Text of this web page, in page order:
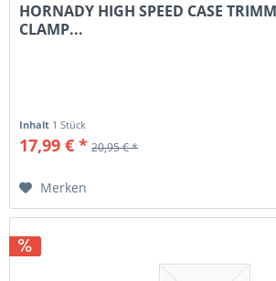
HORNADY HIGH SPEED CASE
CLAMP...
Inhalt 1 Stück
17,99 € * 20,95 € *
Merken